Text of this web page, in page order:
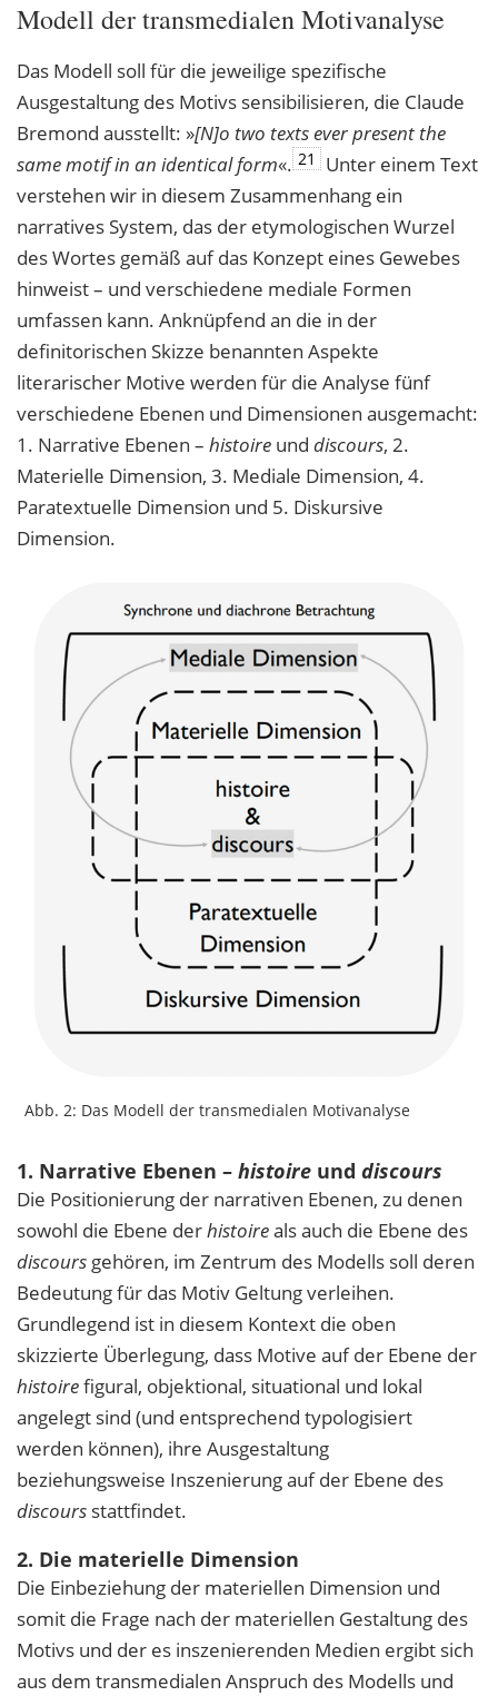
Modell der transmedialen Motivanalyse
Das Modell soll für die jeweilige spezifische
Ausgestaltung des Motivs sensibilisieren, die Claude
Bremond ausstellt: »[N]o two texts ever present the
same motif in an identicalform«. 21
Unter einem Text
verstehen wir in diesem Zusammenhang ein
narratives System, das der etymologischen Wurzel
des Wortes gemäß auf das Konzept eines Gewebes
hinweist – und verschiedene mediale Formen
umfassen kann. Anknüpfend an die in der
definitorischen Skizze benannten Aspekte
literarischer Motive werden für die Analyse fünf
verschiedene Ebenen und Dimensionen ausgemacht:
1. Narrative Ebenen – histoire und discours, 2.
Materielle Dimension, 3. Mediale Dimension, 4.
Paratextuelle Dimension und 5. Diskursive
Dimension.
Abb. 2: Das Modell der transmedialen Motivanalyse
1. Narrative Ebenen – histoire und discours
Die Positionierung der narrativen Ebenen, zu denen
sowohl die Ebene derhistoireals auch die Ebene des
discours gehören, im Zentrum des Modells soll deren
Bedeutung für das Motiv Geltung verleihen.
Grundlegend ist in diesem Kontext die oben
skizzierte Überlegung, dass Motive auf der Ebene der
histoirefigural, objektional, situational und lokal
angelegt sind (und entsprechend typologisiert
werden können), ihre Ausgestaltung
beziehungsweise Inszenierung auf der Ebene des
discours stattfindet.
2. Die materielle Dimension
Die Einbeziehung der materiellen Dimension und
somit die Frage nach der materiellen Gestaltung des
Motivs und der es inszenierenden Medien ergibt sich
aus dem transmedialen Anspruch des Modells und